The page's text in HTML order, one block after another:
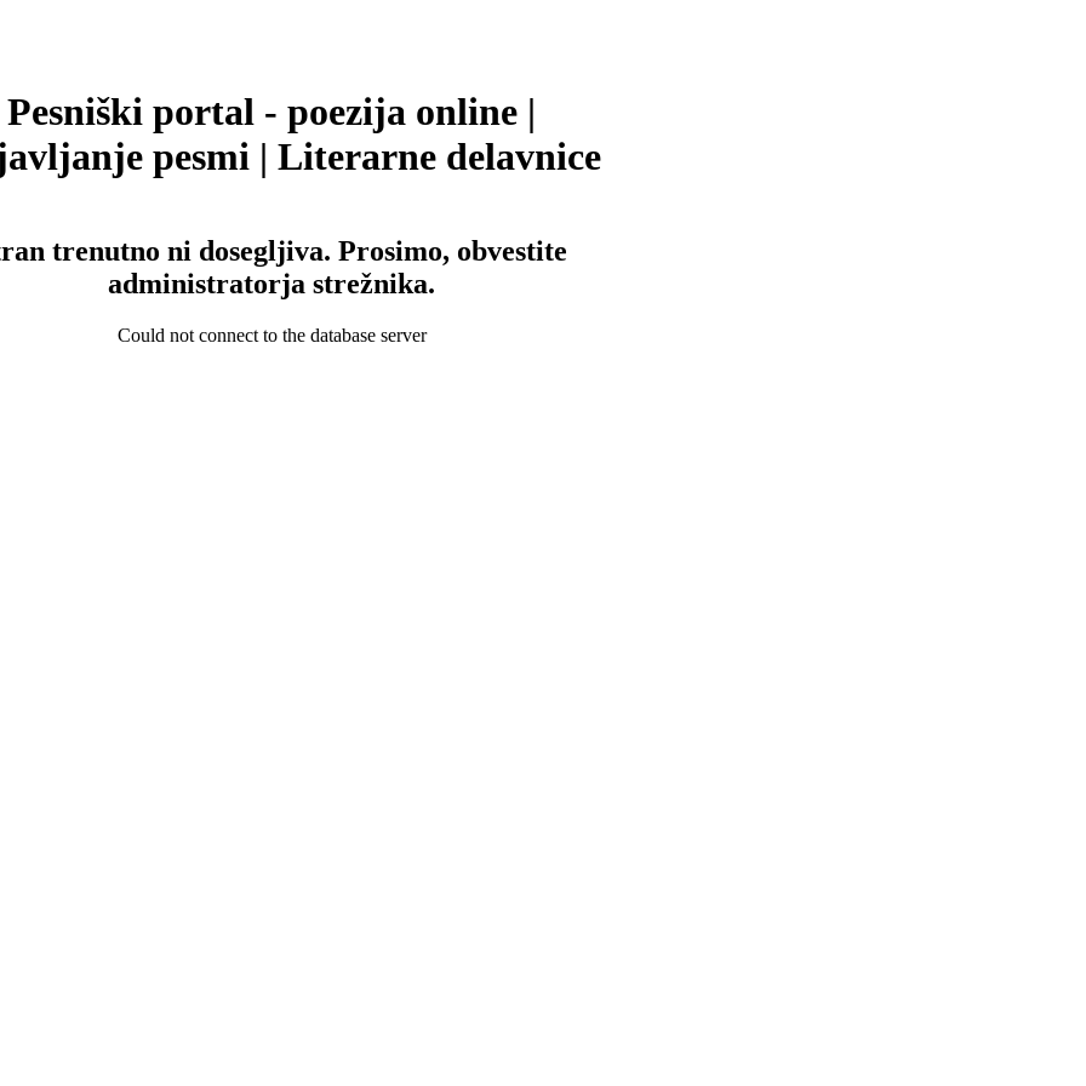
Pesniški portal - poezija online |
pesmi | Literarne delavnice
trenutno ni dosegljiva. Prosimo, obvestite
administratorja strežnika.
Could not connect to the database server